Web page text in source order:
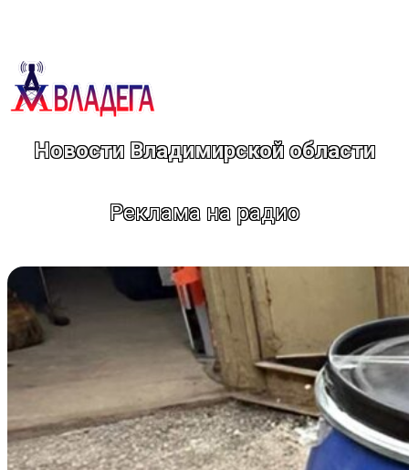
Новости Владимирской области
Реклама на радио